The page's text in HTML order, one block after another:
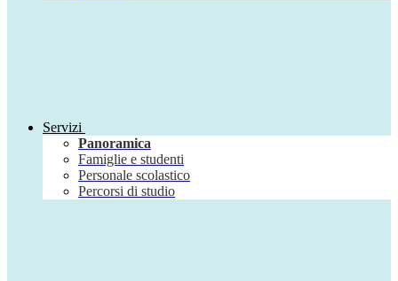
Servizi
Panoramica
Famiglie e studenti
Personale scolastico
Percorsi di studio